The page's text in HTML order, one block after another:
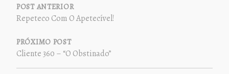
DE
POST
POST ANTERIOR
Repeteco Com O Apetecível!
PRÓXIMO POST
Cliente 360 – “O Obstinado”